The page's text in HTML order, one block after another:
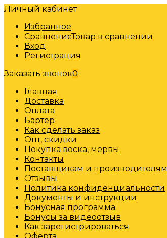
Личный кабинет
Избранное
СравнениеТовар в сравнении
Вход
Регистрация
Заказать звонок0
Главная
Доставка
Оплата
Бартер
Как сделать заказ
Опт, скидки
Покупка воска, мервы
Контакты
Поставщикам и производителям
Отзывы
Политика конфиденциальности
Документы и инструкции
Бонусная программа
Бонусы за видеоотзыв
Как зарегистрироваться